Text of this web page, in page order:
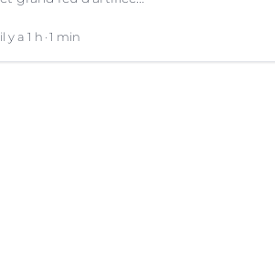
il y a 1 h 1 min